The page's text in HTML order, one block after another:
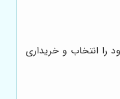
را انتخاب و خریداری